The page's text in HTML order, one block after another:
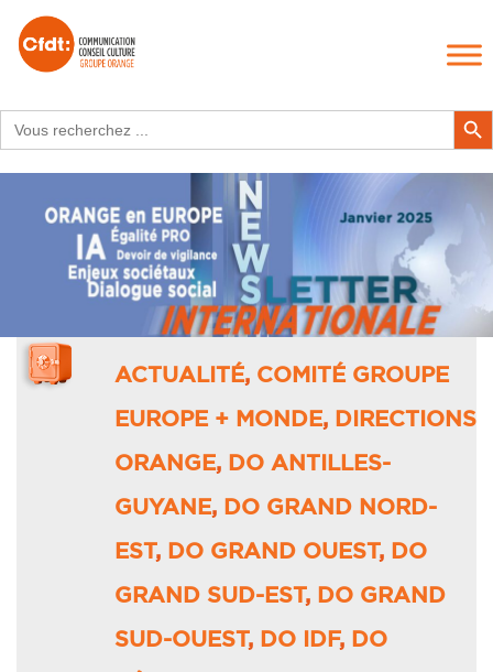
for:
Search
ACTUALITÉ, COMITÉ GROUPE
EUROPE + MONDE, DIRECTIONS
ORANGE, DO ANTILLES-
GUYANE, DO GRAND NORD-
EST , DO GRAND OUEST , DO
GRAND SUD-EST , DO GRAND
SUD-OUEST , DO IDF, DO